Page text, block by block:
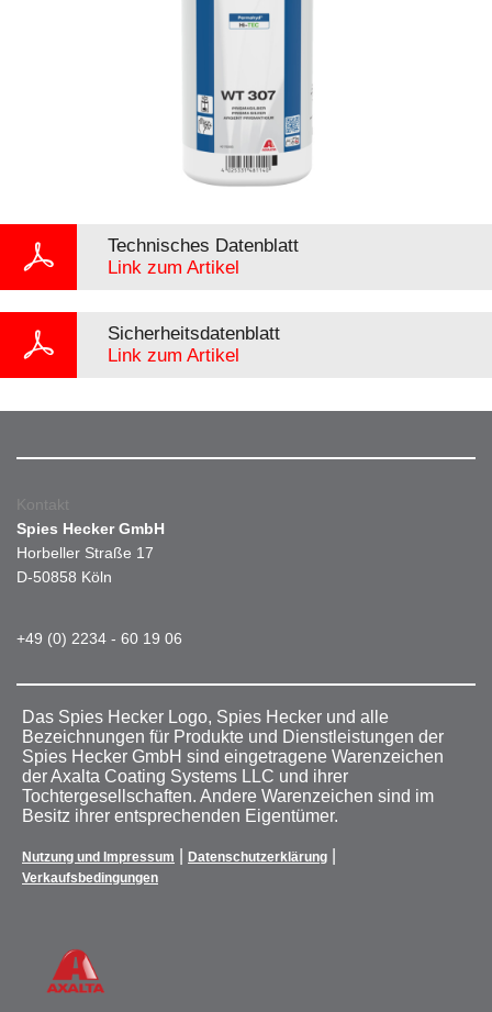
Technisches Datenblatt
Link zum Artikel
Sicherheitsdatenblatt
Link zum Artikel
Kontakt
Spies Hecker GmbH
Horbeller Straße 17
D-50858 Köln
+49 (0) 2234 - 60 19 06
Das Spies Hecker Logo, Spies Hecker und alle
Bezeichnungen für Produkte und Dienstleistungen der
Spies Hecker GmbH sind eingetragene Warenzeichen
der Axalta Coating Systems LLC und ihrer
Tochtergesellschaften. Andere Warenzeichen sind im
Besitz ihrer entsprechenden Eigentümer.
Nutzung und Impressum Datenschutzerklärung
Verkaufsbedingungen